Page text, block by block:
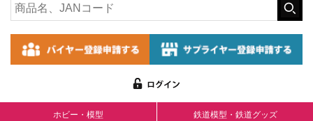
ホビー・模型 鉄道模型・鉄道グッズ